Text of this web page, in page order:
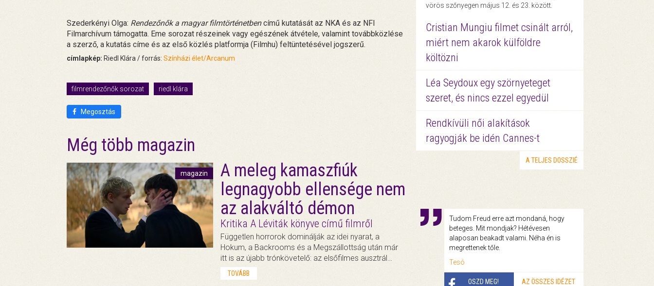
Szederkényi Olga: Rendezőnők a magyar filmtörténetbencímű kutatását az NKA és az NFI
Filmarchívum támogatta. Eme sorozat részeinek vagy egészének átvétele, valamint továbbközlése
a szerző, a kutatás címe és az első közlés platformja (Filmhu) feltüntetésével jogszerű.
címlapkép: Riedl Klára / forrás: Színházi élet/Arcanum
filmrendezőnők sorozat riedl klára
Megosztás
Még több magazin
magazin
A meleg kamaszfiúk
legnagyobb ellensége nem
az alakváltó démon
Kritika A Léviták könyve című filmről
Független horrorok dominálják az idei nyarat, a
Hokum, a Backrooms és a Megszállottság után már
itt is az újabb trónkövetelő: az elsőfilmes ausztrál…
TOVÁBB
vörös szőnyegen május 12. és 23. között.
Cristian Mungiu filmet csinált arról,
miért nem akarok külföldre
költözni
Léa Seydoux egy szörnyeteget
szeret, és nincs ezzel egyedül
Rendkívüli női alakítások
ragyogják be idén Cannes-t
A TELJES DOSSZIÉ
Tudom Freud erre azt mondaná, hogy
beteges. Mit mondjak? Hétévesen
alaposan beakadt valami. Néha én is
megrettenek tőle.
Tesó
OSZD MEG! AZ ÖSSZES IDÉZET